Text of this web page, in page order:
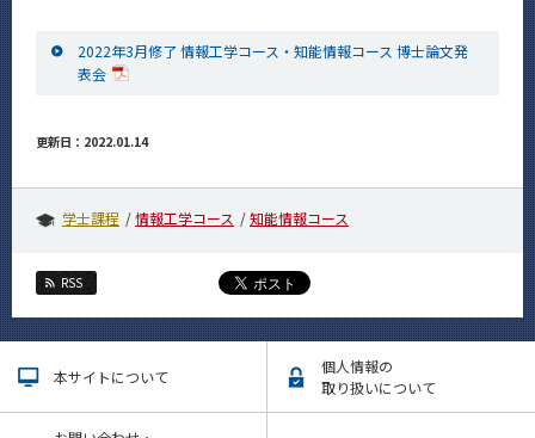
2022年3月修了 情報工学コース・知能情報コース 博士論文発
表会
更新日：2022.01.14
学士課程 情報工学コース 知能情報コース
RSS
本サイトについて
個人情報の
取り扱いについて
今後の課程別イベント
サイト構成
学内向け情報